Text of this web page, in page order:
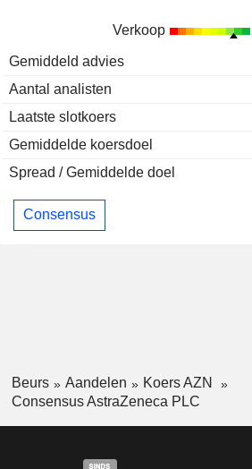
Verkoop
Gemiddeld advies
Aantal analisten
Laatste slotkoers
Gemiddelde koersdoel
Spread / Gemiddelde doel
Consensus
Beurs Aandelen
Koers AZN
Consensus AstraZeneca PLC